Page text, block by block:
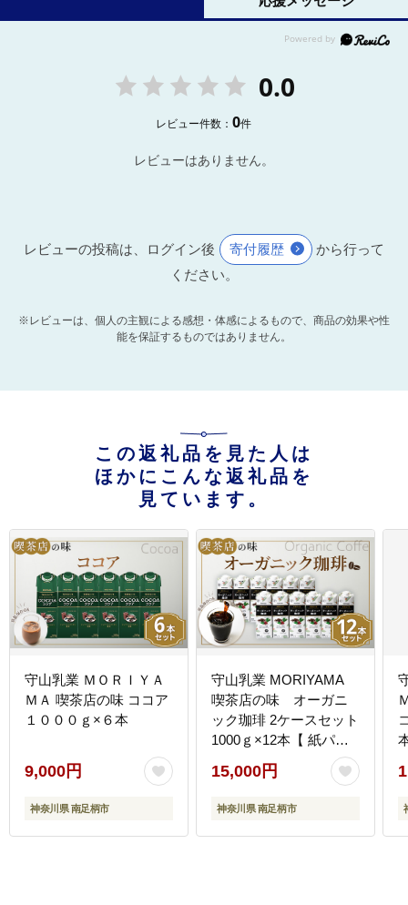
0.0
レビュー件数：0件
レビューはありません。
レビューの投稿は、ログイン後 寄付履歴
から行って
ください。
※レビューは、個人の主観による感想・体感によるもので、商品の効果や性
能を保証するものではありません。
この返礼品を見た人は
ほかにこんな返礼品を
見ています。
守山乳業 ＭＯＲＩＹＡ
ＭＡ 喫茶店の味 ココア
１０００ｇ×６本
9,000円
神奈川県 南足柄市
守山乳業 MORIYAMA
喫茶店の味 オーガニ
ック珈琲 2ケースセット
1000ｇ×12本【 紙パッ
ク リキッド コーヒー ア
イスコーヒー 飲料 神奈
川県 南足柄市 】
15,000円
神奈川県 南足柄市